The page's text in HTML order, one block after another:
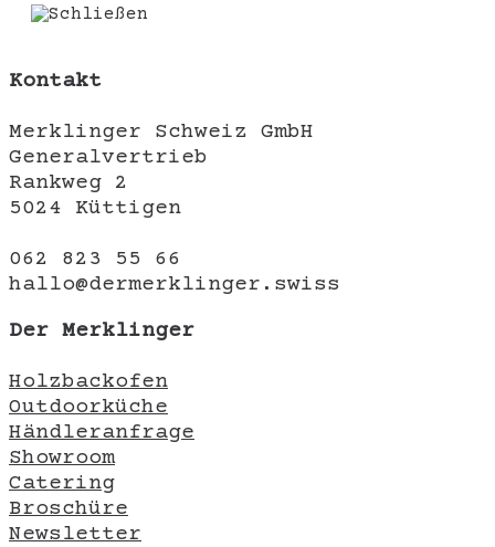
Kontakt
Merklinger Schweiz GmbH
Generalvertrieb
Rankweg 2
5024 Küttigen
062 823 55 66
hallo@dermerklinger.swiss
Der Merklinger
Holzbackofen
Outdoorküche
Händleranfrage
Showroom
Catering
Broschüre
Newsletter